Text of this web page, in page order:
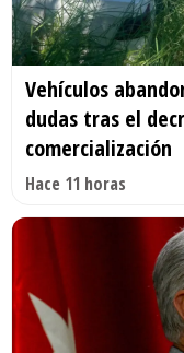
Vehículos
dudas tras el
comercialización
Hace 11 horas